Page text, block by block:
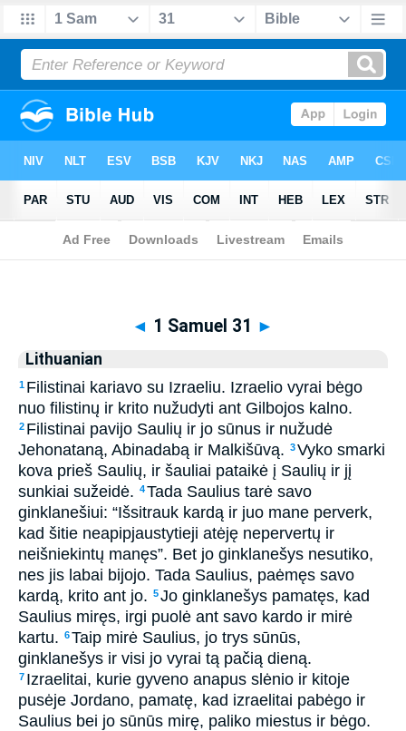
Biblia > Lithuanian> 1 Samuel 31
◄ 1 Samuel 31 ►
Lithuanian
1 Filistinai kariavo su Izraeliu. Izraelio vyrai bėgo
nuo filistinų ir krito nužudyti ant Gilbojos kalno.
2 Filistinai pavijo Saulių ir jo sūnus ir nužudė
Jehonataną, Abinadabą ir Malkišūvą. 3Vyko smarki
kova prieš Saulių, ir šauliai pataikė į Saulių ir jį
sunkiai sužeidė. 4Tada Saulius tarė savo
ginklanešiui: “Išsitrauk kardą ir juo mane perverk,
kad šitie neapipjaustytieji atėję nepervertų ir
neišniekintų manęs”. Bet jo ginklanešys nesutiko,
nes jis labai bijojo. Tada Saulius, paėmęs savo
kardą, krito ant jo. 5Jo ginklanešys pamatęs, kad
Saulius miręs, irgi puolė ant savo kardo ir mirė
kartu. 6Taip mirė Saulius, jo trys sūnūs,
ginklanešys ir visi jo vyrai tą pačią dieną.
7 Izraelitai, kurie gyveno anapus slėnio ir kitoje
pusėje Jordano, pamatę, kad izraelitai pabėgo ir
Saulius bei jo sūnūs mirę, paliko miestus ir bėgo.